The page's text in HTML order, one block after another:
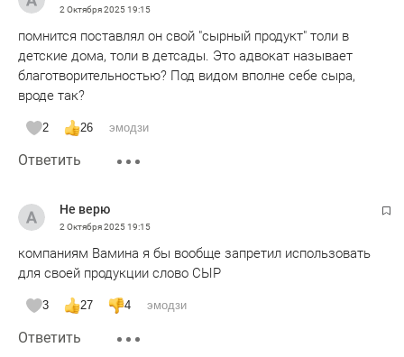
2 Октября 202519:15
помнится поставлял он свой "сырный продукт" толи в
детские дома, толи в детсады. Это адвокат называет
благотворительностью? Под видом вполне себе сыра,
вроде так?
2 26 эмодзи
Ответить
Не верю
2 Октября 202519:15
компаниям Вамина я бы вообще запретил использовать
для своей продукции слово СЫР
3 27 4 эмодзи
Ответить